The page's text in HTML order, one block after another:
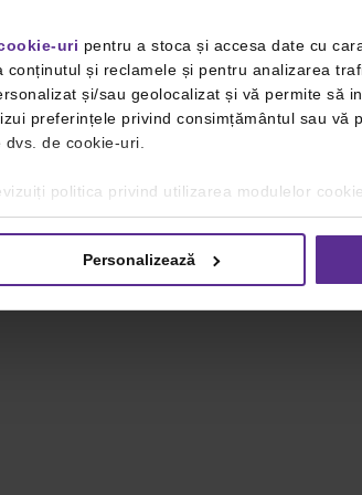
uri pentru a stoca și accesa date cu
și reclamele și pentru analizarea
și/sau geolocalizat și vă permite să
preferințele privind consimțământul sau vă
de cookie-uri.
politica privind utilizarea modulelor
Personalizează